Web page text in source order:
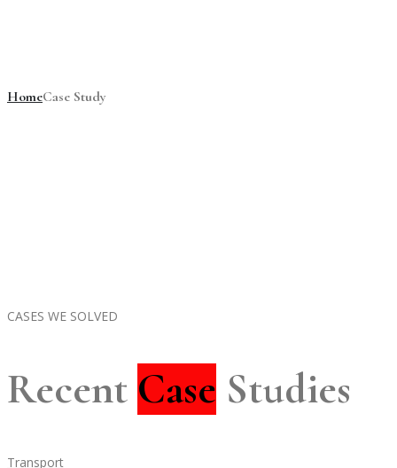
HomeCase Study
CASES WE SOLVED
Recent Case Studies
Transport